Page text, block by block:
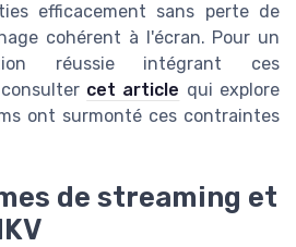
efficacement sans perte de
cohérent à l'écran. Pour un
réussie intégrant ces
cet article qui explore
ont surmonté ces contraintes
de streaming et